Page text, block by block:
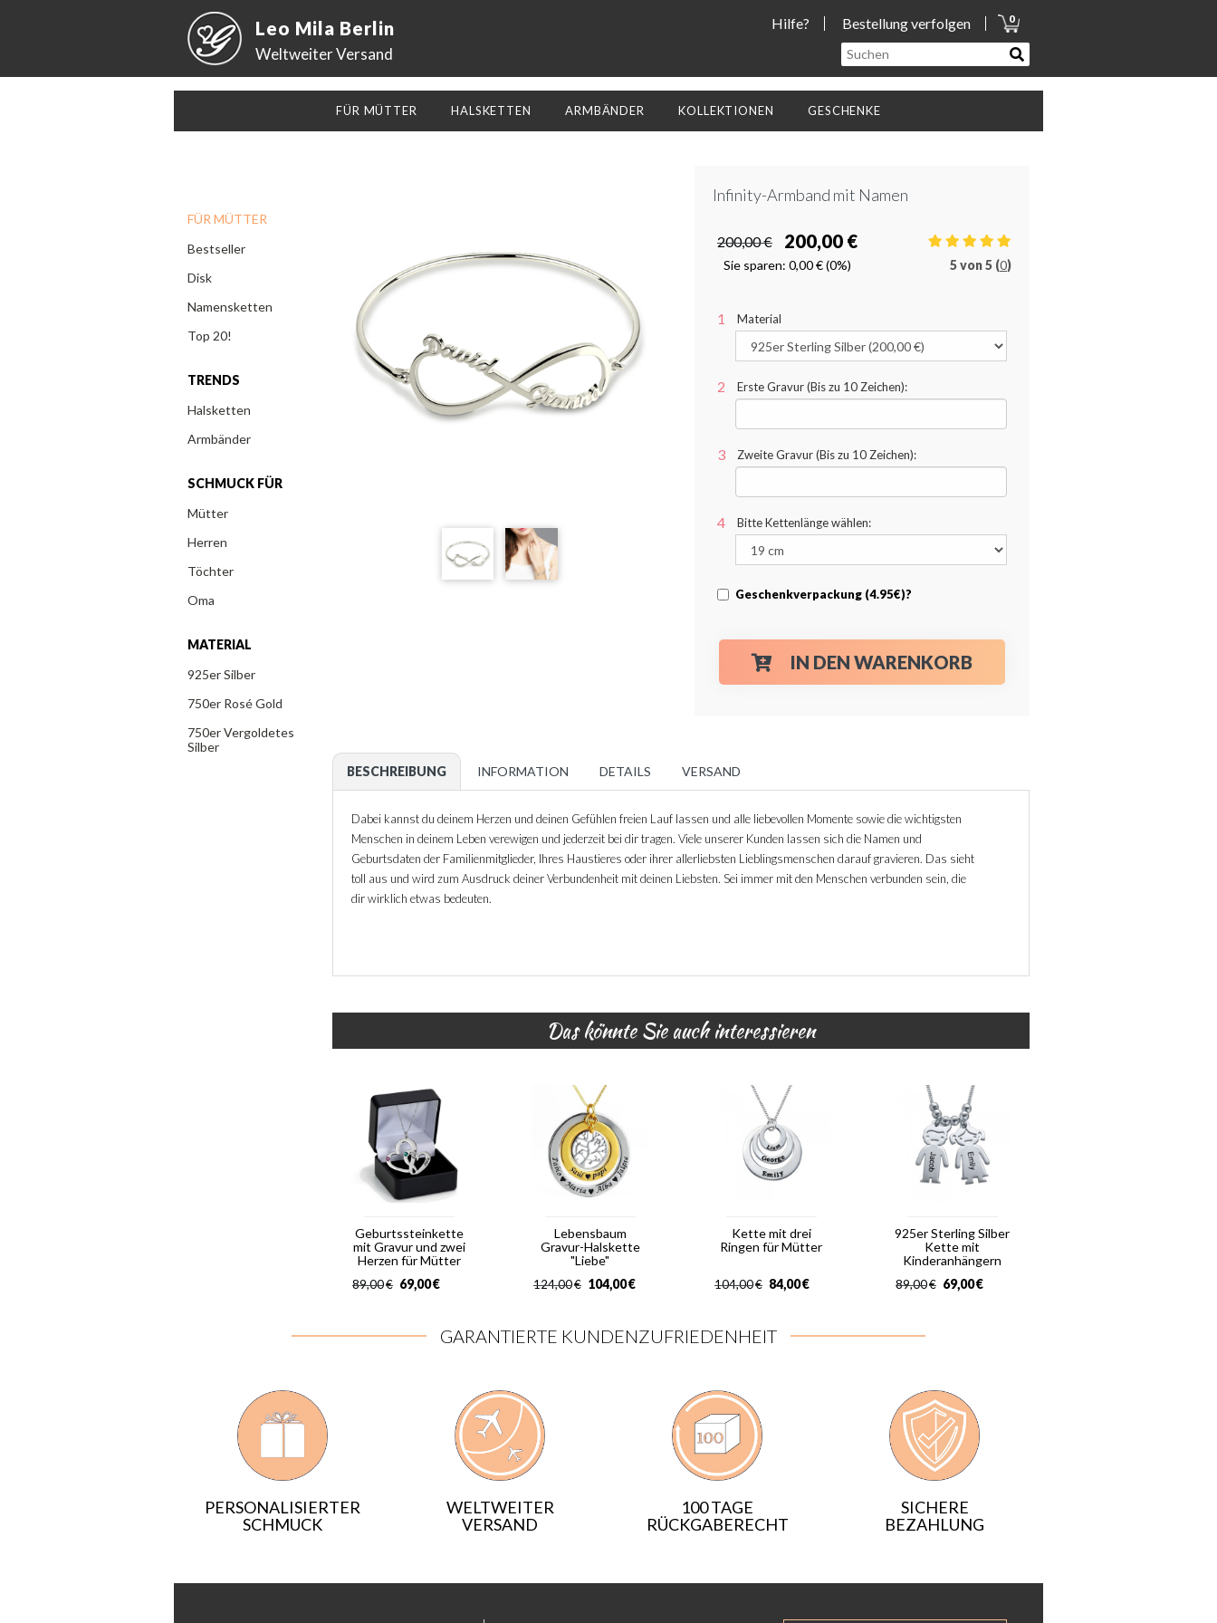
Leo Mila Berlin
Weltweiter Versand
Hilfe? Bestellung verfolgen 0
FÜR MÜTTER HALSKETTEN ARMBÄNDER KOLLEKTIONEN GESCHENKE
FÜR MÜTTER
Bestseller
Disk
Namensketten
Top 20!
TRENDS
Halsketten
Armbänder
SCHMUCK FÜR
Mütter
Herren
Töchter
Oma
MATERIAL
925er Silber
750er Rosé Gold
750er Vergoldetes
Silber
Infinity-Armband mit Namen
200,00 € 200,00 €
Sie sparen: 0,00 €(0%) 5von5 (0)
Material
Erste Gravur (Bis zu 10 Zeichen):
Zweite Gravur (Bis zu 10 Zeichen):
Bitte Kettenlänge wählen:
Geschenkverpackung (4.95€)?
IN DEN WARENKORB
BESCHREIBUNG INFORMATION DETAILS VERSAND
Dabei kannst du deinem Herzen und deinen Gefühlen freien Lauf lassen und alle liebevollen Momente sowie die wichtigsten
Menschen in deinem Leben verewigen und jederzeit bei dir tragen. Viele unserer Kunden lassen sich die Namen und
Geburtsdaten der Familienmitglieder, Ihres Haustieres oder ihrer allerliebsten Lieblingsmenschen darauf gravieren. Das sieht
toll aus und wird zum Ausdruck deiner Verbundenheit mit deinen Liebsten. Sei immer mit den Menschen verbunden sein, die
dir wirklich etwas bedeuten.
Das könnte Sie auch interessieren
Geburtssteinkette
mit Gravur und zwei
Herzen für Mütter
€
89,00 €
69,00
Lebensbaum
Gravur-Halskette
"Liebe"
€
124,00 €
104,00
Kette mit drei
Ringen für Mütter
€
104,00 €
84,00
925er Sterling Silber
Kette mit
Kinderanhängern
€
89,00 €
69,00
GARANTIERTE KUNDENZUFRIEDENHEIT
100 TAGE
RÜCKGABERECHT
SICHERE
BEZAHLUNG
PERSONALISIERTER
SCHMUCK
WELTWEITER
VERSAND